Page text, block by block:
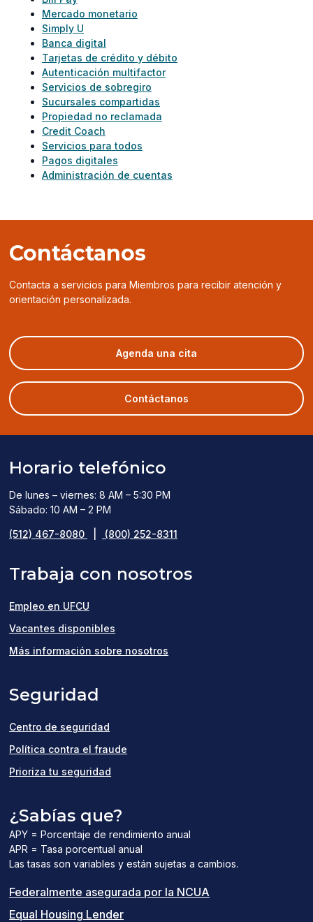
Mercado monetario
Simply U
Banca digital
Tarjetas de crédito y débito
Autenticación multifactor
Servicios de sobregiro
Sucursales compartidas
Propiedad no reclamada
Credit Coach
Servicios para todos
Pagos digitales
Administración de cuentas
Contáctanos
Contacta a servicios para Miembros para recibir atención y
orientación personalizada.
Agenda una cita
in
a
Contáctanos
Horario telefónico
De lunes – viernes: 8 AM – 5:30 PM
Sábado: 10 AM – 2 PM
(512) 467-8080 (800) 252-8311
Trabaja con nosotros
Empleo en UFCU
Vacantes disponibles
in
Más información sobre nosotros
Seguridad
Centro de seguridad
Política contra el fraude
Prioriza tu seguridad
¿Sabías que?
APY = Porcentaje de rendimiento anual
APR = Tasa porcentual anual
Las tasas son variables y están sujetas a cambios.
Federalmente asegurada por la NCUA
Equal Housing Lender(el